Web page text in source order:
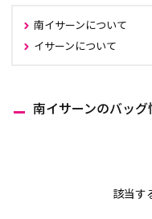
南イサーンについて
イサーンについて
南イサーンのバッ
該当す